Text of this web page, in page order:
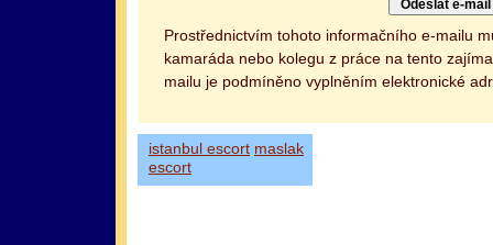
Prostřednictvím tohoto informačního e-mailu
kamaráda nebo kolegu z práce na tento
mailu je podmíněno vyplněním elektronické
istanbul escort maslak
escort